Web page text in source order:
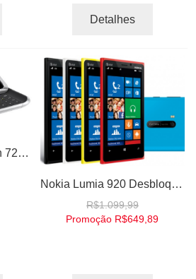
Detalhes
Nokia E7 16GB Touch 720P AMOLED QWERTY Wi-Fi 3G GPS 8.0MP E7-00 - Desbloqueado
R$1.099,99
Promoção R$649,89